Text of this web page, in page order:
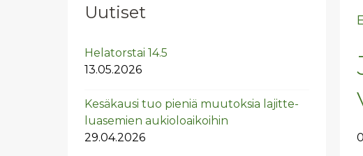
Uutiset
He­la­tors­tai 14.5
13.05.2026
Ke­sä­kausi tuo pie­niä muu­tok­sia la­jit­te­
lua­se­mien au­kio­loai­koi­hin
29.04.2026